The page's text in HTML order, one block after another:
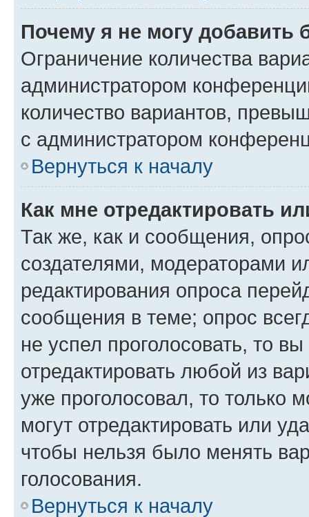
Почему я не могу добавить
Ограничение количества
администратором
количество вариантов,
с администратором
Вернуться к началу
Как мне отредактировать
Так же, как и сообщения,
создателями, модераторами
редактирования опроса
сообщения в теме; опрос
не успел проголосовать, то
отредактировать любой из
уже проголосовал, то только
могут отредактировать или
чтобы нельзя было менять
голосования.
Вернуться к началу